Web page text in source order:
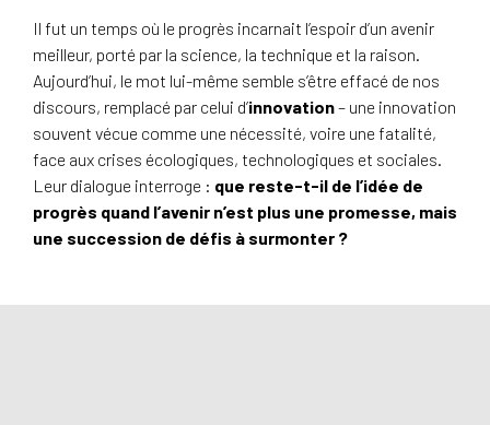
Il fut un temps où le progrès incarnait l’espoir d’un avenir
meilleur, porté par la science, la technique et la raison.
Aujourd’hui, le mot lui-même semble s’être effacé de nos
discours, remplacé par celui d’innovation– une innovation
souvent vécue comme une nécessité, voire une fatalité,
face aux crises écologiques, technologiques et sociales.
Leur dialogue interroge : que reste-t-il de l’idée de
progrès quand l’avenir n’est plus une promesse, mais
une succession de défis à surmonter ?